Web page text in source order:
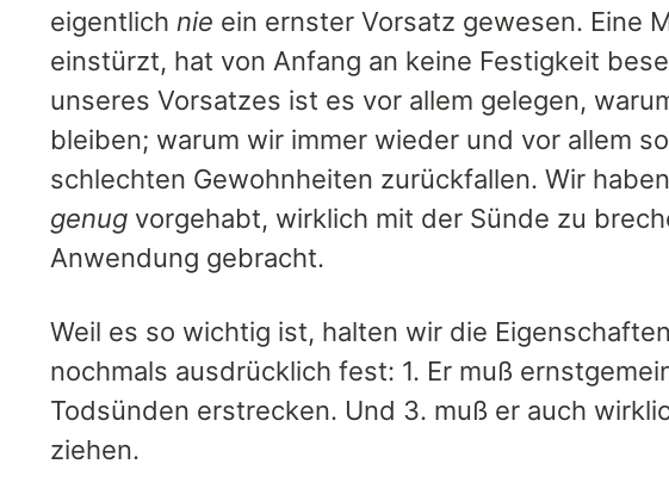
eigentlich nie ein ernster Vorsatz gewesen. Eine
einstürzt, hat von Anfang an keine Festigkeit
unseres Vorsatzes ist es vor allem gelegen,
bleiben; warum wir immer wieder und vor allem
schlechten Gewohnheiten zurückfallen. Wir
genug vorgehabt, wirklich mit der Sünde zu
Anwendung gebracht.
Weil es so wichtig ist, halten wir die
nochmals ausdrücklich fest: 1. Er muß
Todsünden erstrecken. Und 3. muß er auch
ziehen.